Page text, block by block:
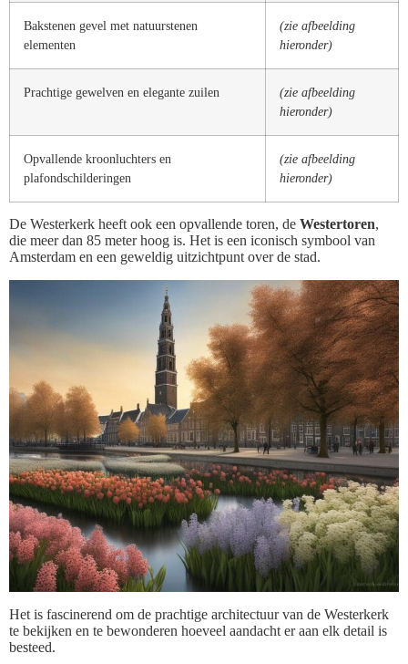
Bakstenen gevel met natuurstenen
elementen
(zie afbeelding
hieronder)
Prachtige gewelven en elegante zuilen
(zie afbeelding
hieronder)
Opvallende kroonluchters en
plafondschilderingen
(zie afbeelding
hieronder)
De Westerkerk heeft ook een opvallende toren, de Westertoren,
die meer dan 85 meter hoog is. Het is een iconisch symbool van
Amsterdam en een geweldig uitzichtpunt over de stad.
Het is fascinerend om de prachtige architectuur van de Westerkerk
te bekijken en te bewonderen hoeveel aandacht er aan elk detail is
besteed.